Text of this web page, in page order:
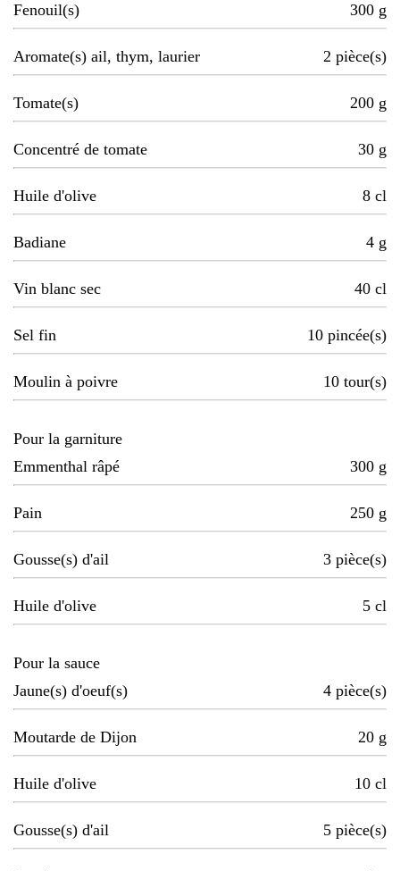
Fenouil(s) 300 g
Aromate(s) ail, thym, laurier 2 pièce(s)
Tomate(s) 200 g
Concentré de tomate 30 g
Huile d'olive 8 cl
Badiane 4 g
Vin blanc sec 40 cl
Sel fin 10 pincée(s)
Moulin à poivre 10 tour(s)
Pour la garniture
Emmenthal râpé
300 g
Pain 250 g
Gousse(s) d'ail 3 pièce(s)
Huile d'olive 5 cl
Pour la sauce
Jaune(s) d'oeuf(s)
4 pièce(s)
Moutarde de Dijon 20 g
Huile d'olive 10 cl
Gousse(s) d'ail 5 pièce(s)